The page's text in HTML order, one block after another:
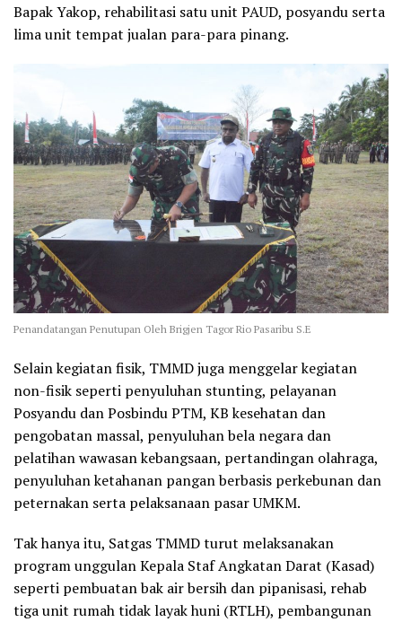
Bapak Yakop, rehabilitasi satu unit PAUD, posyandu serta
lima unit tempat jualan para-para pinang.
Penandatangan Penutupan Oleh Brigjen Tagor Rio Pasaribu S.E
Selain kegiatan fisik, TMMD juga menggelar kegiatan
non-fisik seperti penyuluhan stunting, pelayanan
Posyandu dan Posbindu PTM, KB kesehatan dan
pengobatan massal, penyuluhan bela negara dan
pelatihan wawasan kebangsaan, pertandingan olahraga,
penyuluhan ketahanan pangan berbasis perkebunan dan
peternakan serta pelaksanaan pasar UMKM.
Tak hanya itu, Satgas TMMD turut melaksanakan
program unggulan Kepala Staf Angkatan Darat (Kasad)
seperti pembuatan bak air bersih dan pipanisasi, rehab
tiga unit rumah tidak layak huni (RTLH), pembangunan